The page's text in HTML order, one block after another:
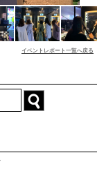
イベントレポート一覧へ戻る